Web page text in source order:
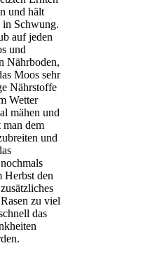
und hält
in Schwung.
auf jeden
und
Nährboden,
Moos sehr
Nährstoffe
Wetter
mähen und
dem
und
Herbst den
zu viel
das